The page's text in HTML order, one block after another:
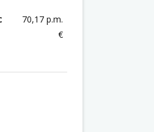
70,17 p.m.
€